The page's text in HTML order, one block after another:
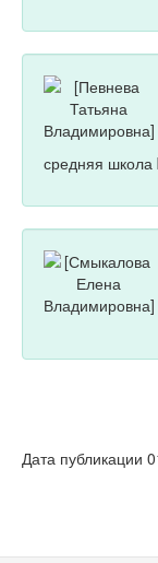
средняя
Дата публикации